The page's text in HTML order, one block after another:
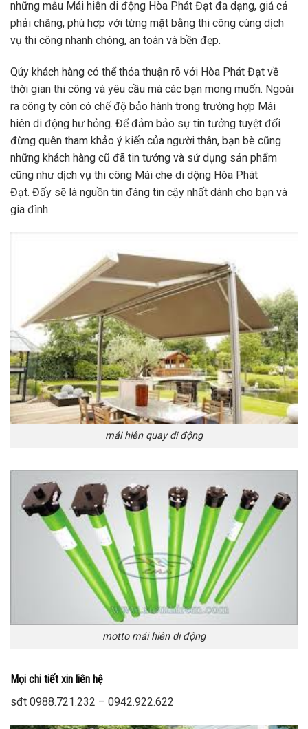
những mẫu Mái hiên di động Hòa Phát Đạt đa dạng, giá cả
phải chăng, phù hợp với từng mặt bằng thi công cùng dịch
vụ thi công nhanh chóng, an toàn và bền đẹp.
Qúy khách hàng có thể thỏa thuận rõ với Hòa Phát Đạt về
thời gian thi công và yêu cầu mà các bạn mong muốn. Ngoài
ra công ty còn có chế độ bảo hành trong trường hợp Mái
hiên di động hư hỏng. Để đảm bảo sự tin tưởng tuyệt đối
đừng quên tham khảo ý kiến của người thân, bạn bè cũng
những khách hàng cũ đã tin tưởng và sử dụng sản phẩm
cũng như dịch vụ thi công Mái che di dộng Hòa Phát
Đạt. Đấy sẽ là nguồn tin đáng tin cậy nhất dành cho bạn và
gia đình.
mái hiên quay di động
motto mái hiên di động
Mọi chi tiết xin liên hệ
sđt 0988.721.232 – 0942.922.622